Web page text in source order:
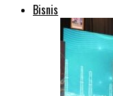
Bisnis